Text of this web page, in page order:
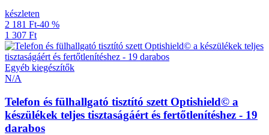
készleten
2 181 Ft-40 %
1 307 Ft
Egyéb kiegészítők
N/A
Telefon és fülhallgató tisztító szett Optishield© a
készülékek teljes tisztaságáért és fertőtlenítéshez - 19
darabos